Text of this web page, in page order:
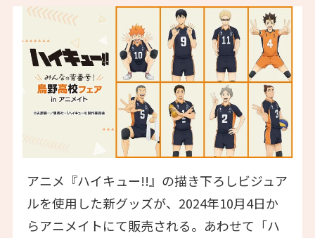
アニメ『ハイキュー!!』の描き下ろしビジュア
ルを使用した新グッズが、2024年10月4日か
らアニメイトにて販売される。あわせて「ハ